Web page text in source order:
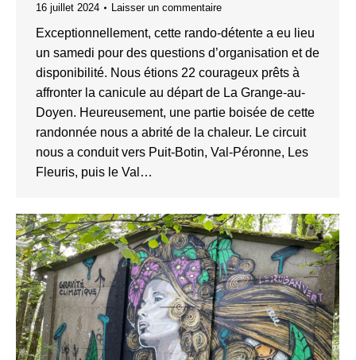
16 juillet 2024
Laisser un commentaire
Exceptionnellement, cette rando-détente a eu lieu
un samedi pour des questions d’organisation et de
disponibilité. Nous étions 22 courageux prêts à
affronter la canicule au départ de La Grange-au-
Doyen. Heureusement, une partie boisée de cette
randonnée nous a abrité de la chaleur. Le circuit
nous a conduit vers Puit-Botin, Val-Péronne, Les
Fleuris, puis le Val…